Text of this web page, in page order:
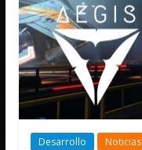
Desarrollo Noticias